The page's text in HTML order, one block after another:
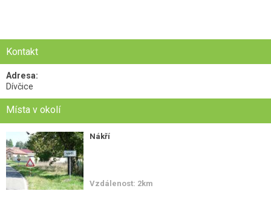
Kontakt
Adresa:
Dívčice
Místa v okolí
Nákří
Vzdálenost: 2km